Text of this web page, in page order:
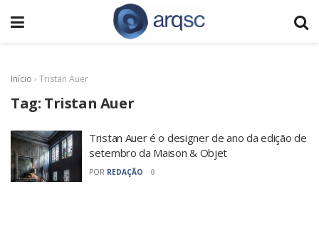
Início › Tristan Auer
Tag: Tristan Auer
Tristan Auer é o designer de ano da edição de
setembro da Maison & Objet
POR REDAÇÃO 0